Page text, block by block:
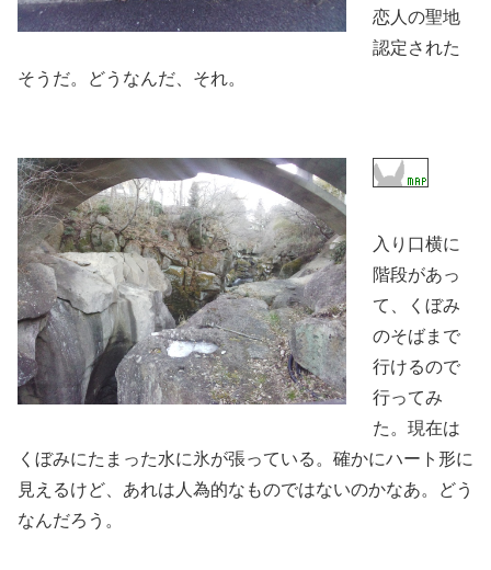
恋人の聖地
認定された
そうだ。どうなんだ、それ。
入り口横に
階段があっ
て、くぼみ
のそばまで
行けるので
行ってみ
た。現在は
くぼみにたまった水に氷が張っている。確かにハート形に
見えるけど、あれは人為的なものではないのかなあ。どう
なんだろう。